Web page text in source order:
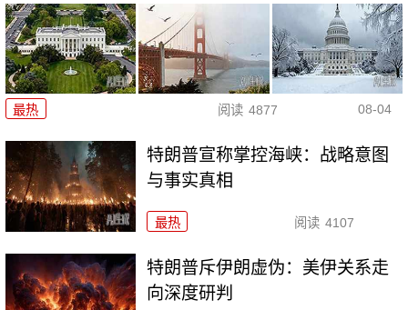
最热 阅读 4877 08-04
特朗普宣称掌控海峡：战略意图
与事实真相
最热 阅读 4107
特朗普斥伊朗虚伪：美伊关系走
向深度研判